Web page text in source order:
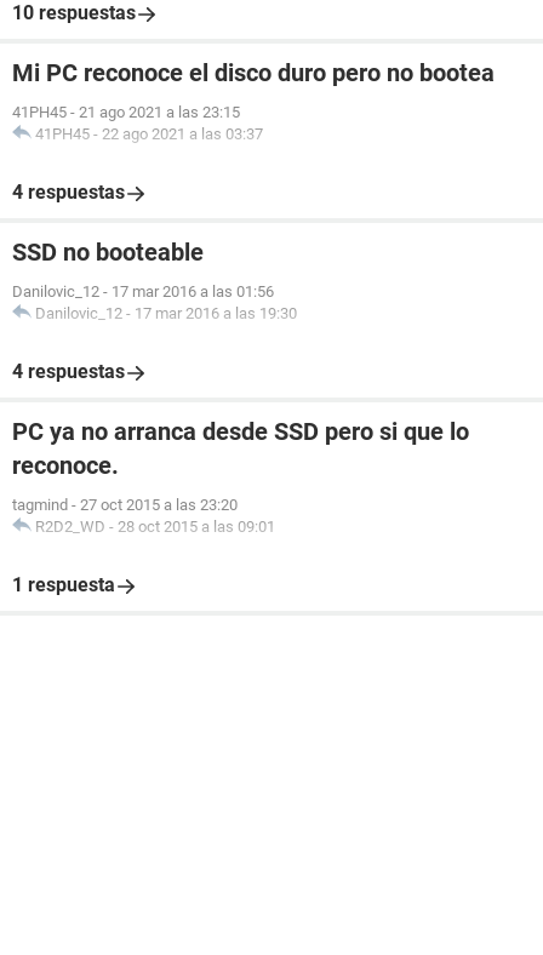
10 respuestas
Mi PC reconoce el disco duro pero no bootea
41PH45 - 21 ago 2021 a las 23:15
41PH45 - 22 ago 2021 a las 03:37
4 respuestas
SSD no booteable
Danilovic_12 - 17 mar 2016 a las 01:56
Danilovic_12 - 17 mar 2016 a las 19:30
4 respuestas
PC ya no arranca desde SSD pero si que lo
reconoce.
tagmind - 27 oct 2015 a las 23:20
R2D2_WD - 28 oct 2015 a las 09:01
1 respuesta